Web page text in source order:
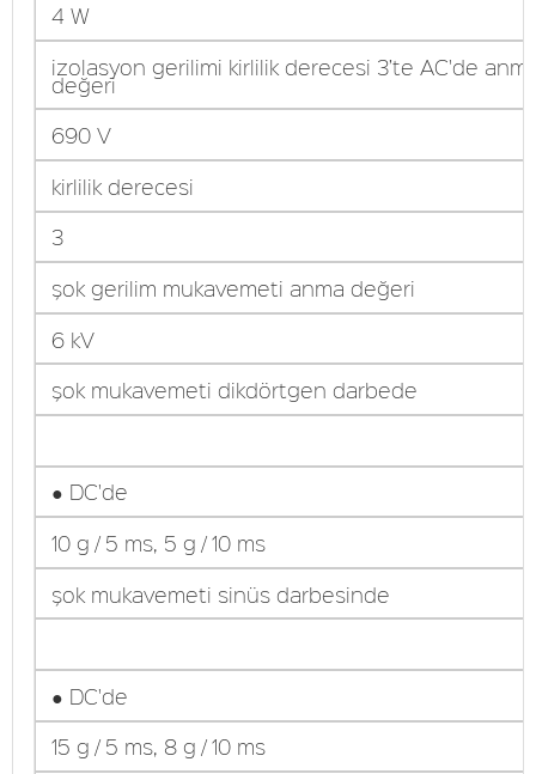
4 W
izolasyon gerilimi kirlilik derecesi 3’te AC'de
değeri
690 V
kirlilik derecesi
3
şok gerilim mukavemeti anma değeri
6 kV
şok mukavemeti dikdörtgen darbede
● DC'de
10 g / 5 ms, 5 g / 10 ms
şok mukavemeti sinüs darbesinde
● DC'de
15 g / 5 ms, 8 g / 10 ms